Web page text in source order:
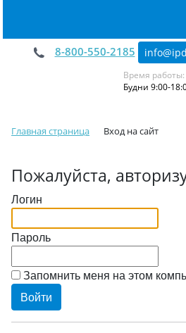
8-800-550-2185
Время работы:
Будни 9:00-
Главная страница Вход на сайт
Пожалуйста,
Логин
Пароль
Запомнить меня на этом